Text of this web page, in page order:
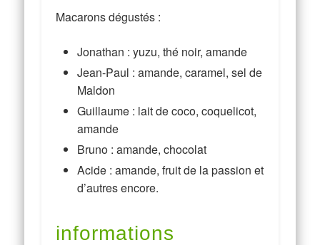
Macarons dégustés :
Jonathan : yuzu, thé noir, amande
Jean-Paul : amande, caramel, sel de
Maldon
Guillaume : lait de coco, coquelicot,
amande
Bruno : amande, chocolat
Acide : amande, fruit de la passion et
d’autres encore.
informations